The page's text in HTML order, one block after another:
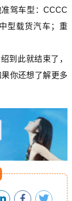
驾车型：CCCC
型载货汽车；重
到此就结束了，
你还想了解更多